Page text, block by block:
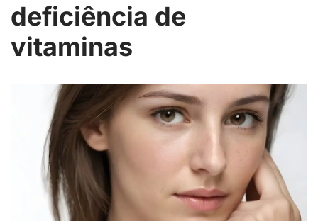
deficiência de
vitaminas